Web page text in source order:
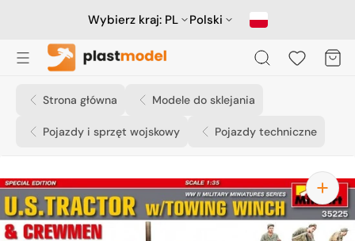
Wybierz kraj: PL Polski
Koszyk
Strona główna Modele do sklejania
Pojazdy i sprzęt wojskowy Pojazdy techniczne